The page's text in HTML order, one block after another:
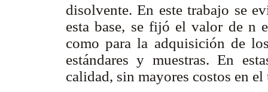
disolvente. En este trabajo se
esta base, se fijó el valor de n
como para la adquisición de
estándares y muestras. En
calidad, sin mayores costos en